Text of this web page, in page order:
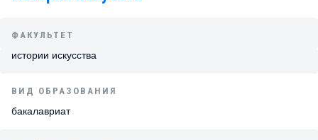
ФАКУЛЬТЕТ
истории искусства
ВИД ОБРАЗОВАНИЯ
бакалавриат